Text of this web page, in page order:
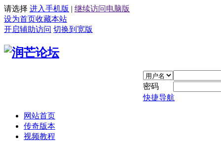
请选择 进入手机版 | 继续访问电脑版
设为首页收藏本站
开启辅助访问 切换到宽版
密码
快捷导航
网站首页
传奇版本
视频教程